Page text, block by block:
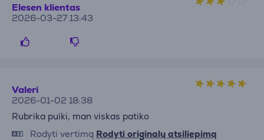
Elesen klientas
2026-03-27 13:43
Valeri
2026-01-02 18:38
Rubrika puiki, man viskas patiko
Rodyti vertimą Rodyti originalų atsiliepimą